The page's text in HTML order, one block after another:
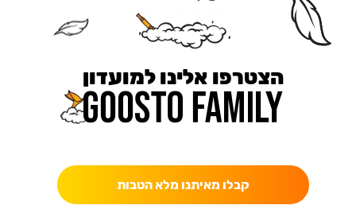
הצטרפו אלינו למועדון
קבלו מאיתנו מלא הטבות